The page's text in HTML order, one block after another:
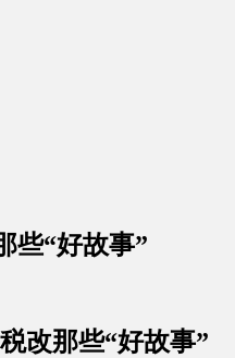
些“好故事”
改那些“好故事”